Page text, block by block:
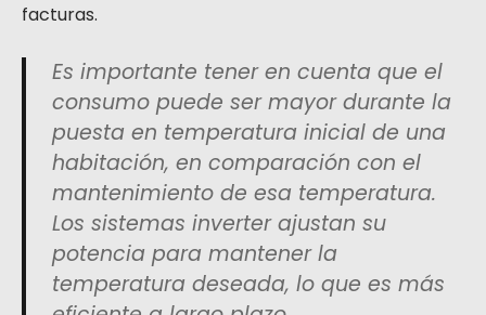
facturas.
Es importante tener en cuenta que el
consumo puede ser mayor durante la
puesta en temperatura inicial de una
habitación, en comparación con el
mantenimiento de esa temperatura.
Los sistemas inverter ajustan su
potencia para mantener la
temperatura deseada, lo que es más